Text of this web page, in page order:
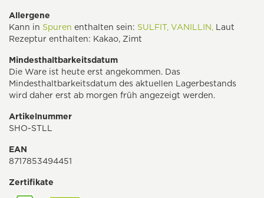
Allergene
Kann in Spuren enthalten sein: SULFIT, VANILLIN, Laut
Rezeptur enthalten: Kakao, Zimt
Mindesthaltbarkeitsdatum
Die Ware ist heute erst angekommen. Das
Mindesthaltbarkeitsdatum des aktuellen Lagerbestands
wird daher erst ab morgen früh angezeigt werden.
Artikelnummer
SHO-STLL
EAN
8717853494451
Zertifikate